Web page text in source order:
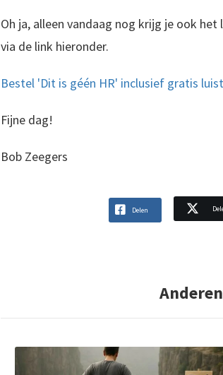
Oh ja, alleen vandaag nog krijg je ook
via de link hieronder.
Bestel 'Dit is géén HR' inclusief gratis
Fijne dag!
Bob Zeegers
Delen